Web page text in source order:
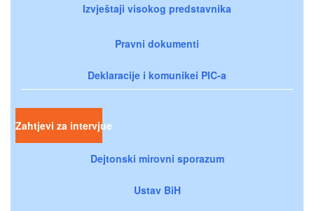
Izvještaji visokog predstavnika
Pravni dokumenti
Deklaracije i komunikei PIC-a
Zahtjevi za intervjue
Dejtonski mirovni sporazum
Ustav BiH